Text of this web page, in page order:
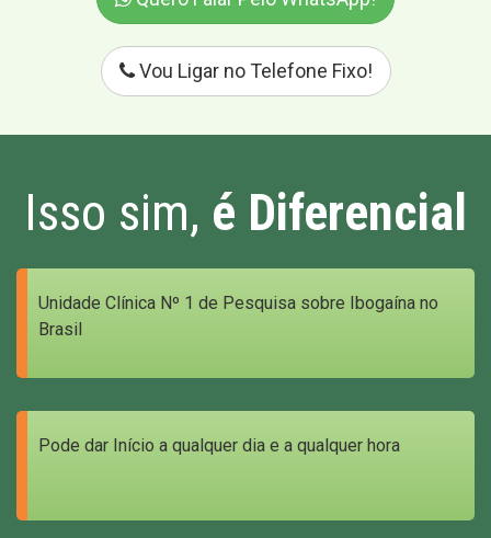
Vou Ligar no Telefone Fixo!
Isso sim, é Diferencial
Unidade Clínica Nº 1 de Pesquisa sobre Ibogaína no
Brasil
Pode dar Início a qualquer dia e a qualquer hora